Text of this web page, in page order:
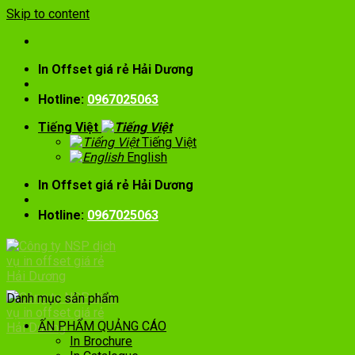
Skip to content
In Offset giá rẻ Hải Dương
Hotline: 0967025063
Tiếng Việt
Tiếng Việt
English
In Offset giá rẻ Hải Dương
Hotline: 0967025063
Danh mục sản phẩm
ẤN PHẨM QUẢNG CÁO
In Brochure